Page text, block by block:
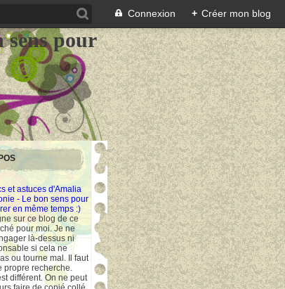
Connexion + Créer mon blog
sens pour
sur ce blog de ce
pour moi. Je ne
là-dessus ni
si cela ne
ou tourne mal. Il faut
propre recherche.
différent. On ne peut